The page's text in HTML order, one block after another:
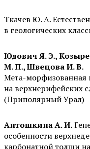
Ткачев Ю. А.
в геологических
Юдович Я. Э.,
М. П., Швецова И. В.
Мета-морфизованная
на верхнерифейских
(Приполярный Урал)
Антошкина А. И.
особенности
карбонатной толщи